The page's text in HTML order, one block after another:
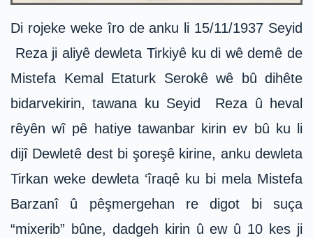
Di rojeke weke îro de anku li 15/11/1937 Seyid
Reza ji aliyê dewleta Tirkiyê ku di wê demê de
Mistefa Kemal Etaturk Serokê wê bû dihête
bidarvekirin, tawana ku Seyid Reza û heval
rêyên wî pê hatiye tawanbar kirin ev bû ku li
dijî Dewletê dest bi şoreşê kirine, anku dewleta
Tirkan weke dewleta ‘îraqê ku bi mela Mistefa
Barzanî û pêşmergehan re digot bi suça
“mixerib” bûne, dadgeh kirin û ew û 10 kes ji